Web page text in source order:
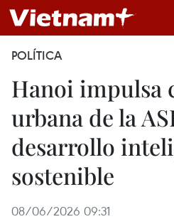
POLÍTICA
Hanoi impulsa
urbana de la
desarrollo
sostenible
08/06/2026 09:31